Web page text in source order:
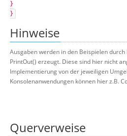
}
}
Hinweise
Ausgaben werden in den Beispielen
PrintOut() erzeugt. Diese sind hier nicht
Implementierung von der jeweiligen
Konsolenanwendungen können hier z.B.
Querverweise